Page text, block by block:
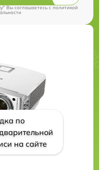
Вы соглашаетесь cполитикой
по
на сайте